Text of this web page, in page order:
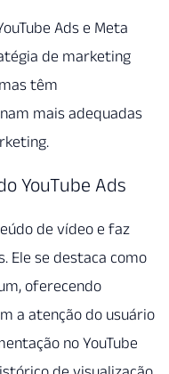
Ads e Meta
de marketing
têm
mais adequadas
YouTube Ads
de vídeo e faz
Ele se destaca como
oferecendo
a atenção do usuário
no YouTube